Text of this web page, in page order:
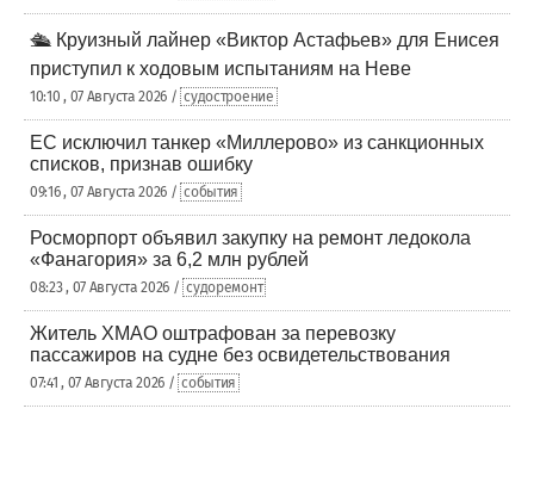
🛳️ Круизный лайнер «Виктор Астафьев» для Енисея
приступил к ходовым испытаниям на Неве
10:10 , 07 Августа 2026 / судостроение
ЕС исключил танкер «Миллерово» из санкционных
списков, признав ошибку
09:16 , 07 Августа 2026 / события
Росморпорт объявил закупку на ремонт ледокола
«Фанагория» за 6,2 млн рублей
08:23 , 07 Августа 2026 / судоремонт
Житель ХМАО оштрафован за перевозку
пассажиров на судне без освидетельствования
07:41 , 07 Августа 2026 / события